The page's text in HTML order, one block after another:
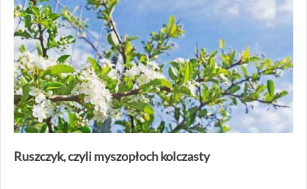
Ruszczyk, czyli myszopłoch kolczasty